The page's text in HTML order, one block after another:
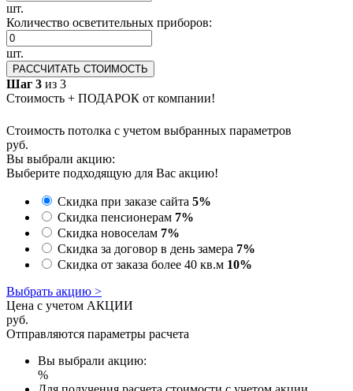
шт.
Количество осветительных приборов:
шт.
РАССЧИТАТЬ СТОИМОСТЬ
Шаг 3 из 3
Стоимость + ПОДАРОК от компании!
Стоимость потолка с учетом выбранных параметров
руб.
Вы выбрали акцию:
Выберите подходящую для Вас акцию!
Скидка при заказе сайта 5%
Скидка пенсионерам 7%
Скидка новоселам 7%
Скидка за договор в день замера 7%
Скидка от заказа более 40 кв.м 10%
Выбрать акцию >
Цена с учетом АКЦИИ
руб.
Отправляются параметры расчета
Вы выбрали акцию:
%